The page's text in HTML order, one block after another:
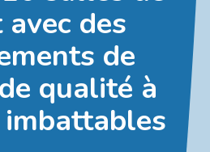
des
de
qualité à